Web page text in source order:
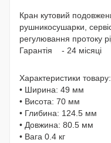
Кран кутовий
рушникосушарки,
регулювання протоку
Гарантія - 24 місяці
Характеристики товару:
• Ширина: 49 мм
• Висота: 70 мм
• Глибина: 124.5 мм
• Довжина: 80.5 мм
• Вага 0.4 кг